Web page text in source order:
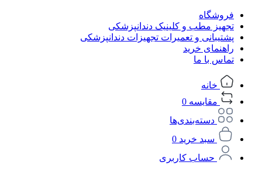
فروشگاه
تجهیز مطب و کلینیک دندانپزشکی
پشتیبانی و تعمیرات تجهیزات دندانپزشکی
راهنمای خرید
تماس با ما
خانه
مقایسه 0
دسته‌بندی‌ها
سبد خرید 0
حساب کاربری